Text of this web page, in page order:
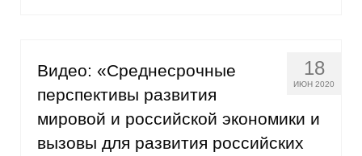
18
ИЮН 2020
Видео: «Среднесрочные
перспективы развития
мировой и российской экономики и
вызовы для развития российских